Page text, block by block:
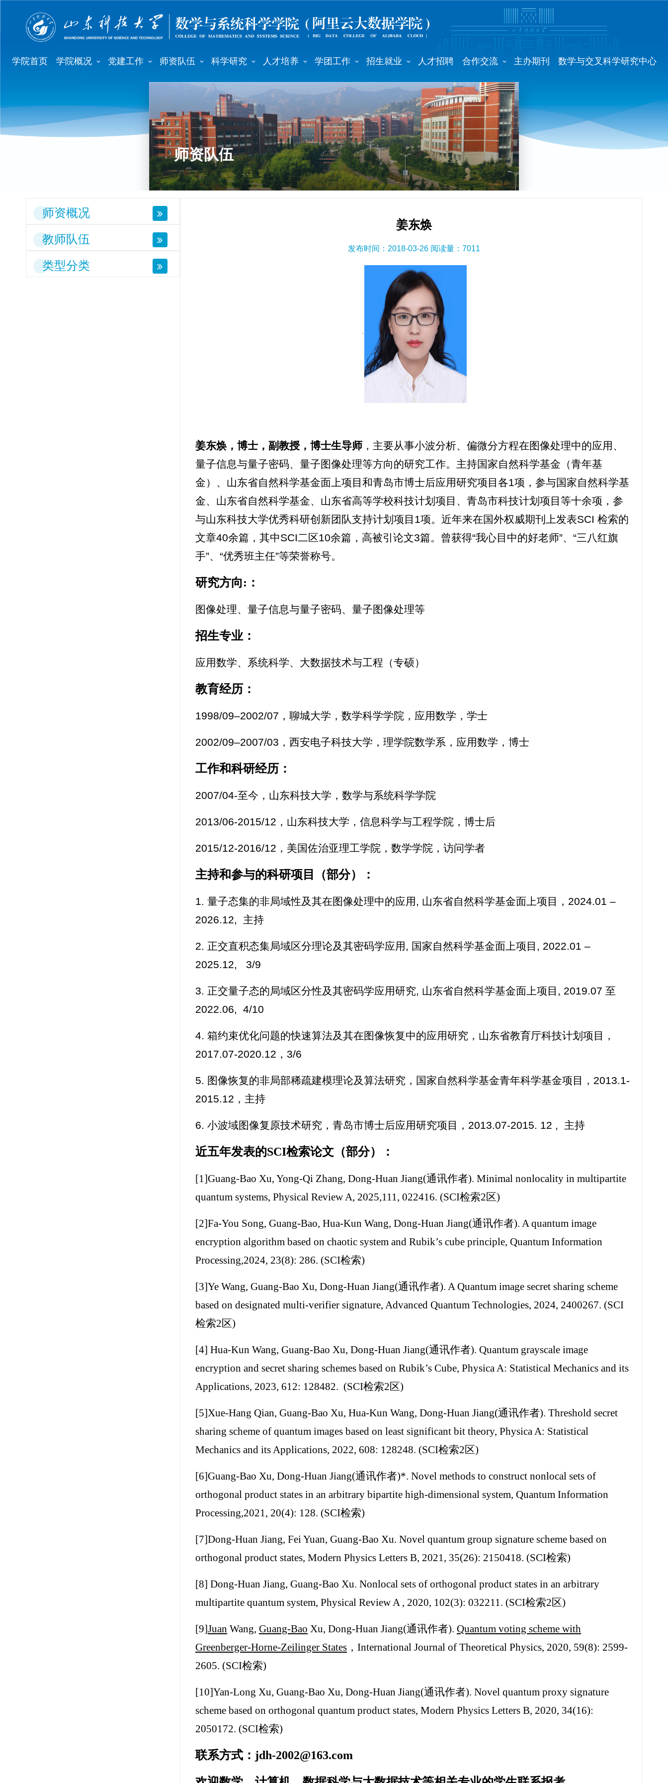
学院首页 学院概况 党建工作 师资队伍 科学研究 人才培养 学团工作 招生就业 人才招聘 合作交流 主办期刊 数学与交叉科学研究中心
师资队伍
师资概况
教师队伍
类型分类
姜东焕
发布时间：2018-03-26 阅读量： 7011
·
姜东焕，博士，副教授，博士生导师 ，主要从事小波分析、偏微分方程在图像处理中的应用、
量子信息与量子密码、量子图像处理等方向的研究工作。主持国家自然科学基金（青年基
金）、山东省自然科学基金面上项目和青岛市博士后应用研究项目各1项，参与国家自然科学基
金、山东省自然科学基金、山东省高等学校科技计划项目、青岛市科技计划项目等十余项，参
与山东科技大学优秀科研创新团队支持计划项目1项。近年来在国外权威期刊上发表SCI 检索的
文章40余篇，其中SCI二区10余篇，高被引论文3篇。曾获得“我心目中的好老师”、“三八红旗
手”、“优秀班主任”等荣誉称号。
研究方向:：
图像处理、量子信息与量子密码、量子图像处理等
招生专业：
应用数学、系统科学、大数据技术与工程（专硕）
教育经历：
1998/09–2002/07，聊城大学，数学科学学院，应用数学，学士
2002/09–2007/03，西安电子科技大学，理学院数学系，应用数学，博士
工作和科研经历：
2007/04-至今，山东科技大学，数学与系统科学学院
2013/06-2015/12，山东科技大学，信息科学与工程学院，博士后
2015/12-2016/12，美国佐治亚理工学院，数学学院，访问学者
主持和参与的科研项目（部分）：
1. 量子态集的非局域性及其在图像处理中的应用, 山东省自然科学基金面上项目，2024.01 –
2026.12, 主持
2. 正交直积态集局域区分理论及其密码学应用, 国家自然科学基金面上项目, 2022.01 –
2025.12, 3/9
3. 正交量子态的局域区分性及其密码学应用研究, 山东省自然科学基金面上项目, 2019.07 至
2022.06, 4/10
4. 箱约束优化问题的快速算法及其在图像恢复中的应用研究，山东省教育厅科技计划项目，
2017.07-2020.12，3/6
5. 图像恢复的非局部稀疏建模理论及算法研究，国家自然科学基金青年科学基金项目，2013.1-
2015.12，主持
6. 小波域图像复原技术研究，青岛市博士后应用研究项目，2013.07-2015. 12 , 主持
近五年发表的SCI检索论文（部分）：
[1]Guang-Bao Xu, Yong-Qi Zhang, Dong-Huan Jiang(通讯作者). Minimal nonlocality in multipartite
quantum systems, Physical Review A, 2025,111, 022416. (SCI检索2区)
[2]Fa-You Song, Guang-Bao, Hua-Kun Wang, Dong-Huan Jiang(通讯作者). A quantum image
encryption algorithm based on chaotic system and Rubik’s cube principle, Quantum Information
Processing,2024, 23(8): 286. (SCI检索)
[3]Ye Wang, Guang-Bao Xu, Dong-Huan Jiang(通讯作者). A Quantum image secret sharing scheme
based on designated multi‐verifier signature, Advanced Quantum Technologies, 2024, 2400267. (SCI
检索2区)
[4] Hua-Kun Wang, Guang-Bao Xu, Dong-Huan Jiang(通讯作者). Quantum grayscale image
encryption and secret sharing schemes based on Rubik’s Cube, Physica A: Statistical Mechanics and its
Applications, 2023, 612: 128482. (SCI检索2区)
[5]Xue-Hang Qian, Guang-Bao Xu, Hua-Kun Wang, Dong-Huan Jiang(通讯作者). Threshold secret
sharing scheme of quantum images based on least significant bit theory, Physica A: Statistical
Mechanics and its Applications, 2022, 608: 128248. (SCI检索2区)
[6]Guang-Bao Xu, Dong-Huan Jiang(通讯作者)*. Novel methods to construct nonlocal sets of
orthogonal product states in an arbitrary bipartite high-dimensional system, Quantum Information
Processing,2021, 20(4): 128. (SCI检索)
[7]Dong-Huan Jiang, Fei Yuan, Guang-Bao Xu. Novel quantum group signature scheme based on
orthogonal product states, Modern Physics Letters B, 2021, 35(26): 2150418. (SCI检索)
[8] Dong-Huan Jiang, Guang-Bao Xu. Nonlocal sets of orthogonal product states in an arbitrary
multipartite quantum system, Physical Review A , 2020, 102(3): 032211. (SCI检索2区)
[9]Juan Wang, Guang-Bao Xu, Dong-Huan Jiang(通讯作者). Quantum voting scheme with
Greenberger-Horne-Zeilinger States ，International Journal of Theoretical Physics, 2020, 59(8): 2599-
2605. (SCI检索)
[10]Yan-Long Xu, Guang-Bao Xu, Dong-Huan Jiang(通讯作者). Novel quantum proxy signature
scheme based on orthogonal quantum product states, Modern Physics Letters B, 2020, 34(16):
2050172. (SCI检索)
联系方式：jdh-2002@163.com